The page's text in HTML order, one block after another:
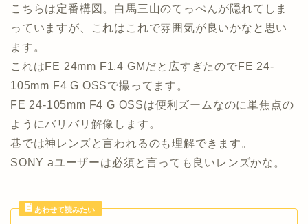
こちらは定番構図。白馬三山のてっぺんが隠れてしま
っていますが、これはこれで雰囲気が良いかなと思い
ます。
これはFE 24mm F1.4 GMだと広すぎたのでFE 24-
105mm F4 G OSSで撮ってます。
FE 24-105mm F4 G OSSは便利ズームなのに単焦点の
ようにバリバリ解像します。
巷では神レンズと言われるのも理解できます。
SONY aユーザーは必須と言っても良いレンズかな。